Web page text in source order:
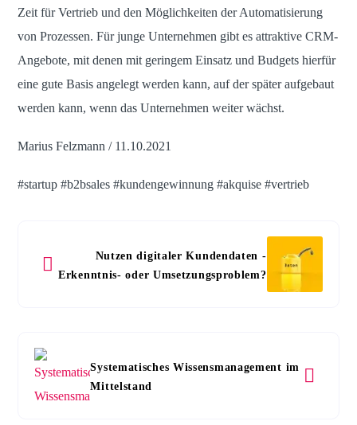
Zeit für Vertrieb und den Möglichkeiten der Automatisierung
von Prozessen. Für junge Unternehmen gibt es attraktive CRM-
Angebote, mit denen mit geringem Einsatz und Budgets hierfür
eine gute Basis angelegt werden kann, auf der später aufgebaut
werden kann, wenn das Unternehmen weiter wächst.
Marius Felzmann / 11.10.2021
#startup #b2bsales #kundengewinnung #akquise #vertrieb
Nutzen digitaler Kundendaten -
Erkenntnis- oder Umsetzungsproblem?
Systematisches Wissensmanagement im
Mittelstand